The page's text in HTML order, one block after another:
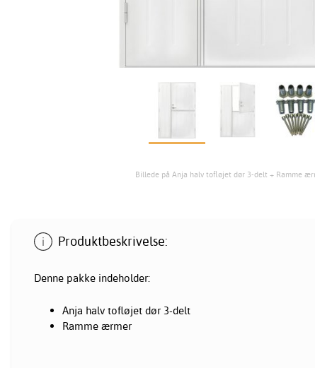
Billede på Anja halv tofløjet dør 3-delt + Ramme
Produktbeskrivelse:
Denne pakke indeholder:
Anja halv tofløjet dør 3-delt
Ramme ærmer